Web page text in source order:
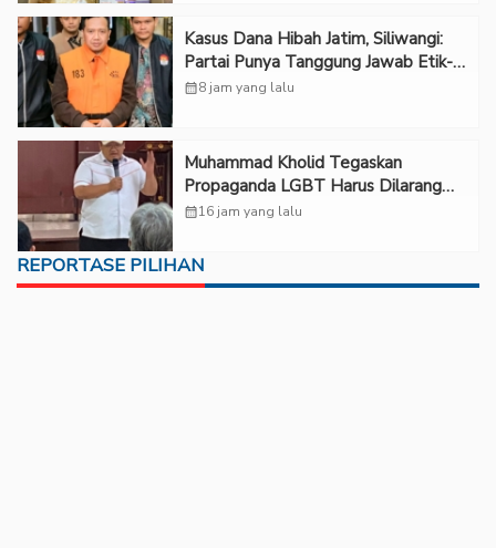
Kasus Dana Hibah Jatim, Siliwangi:
Partai Punya Tanggung Jawab Etik-
Politik
calendar_month8 jam yang lalu
Muhammad Kholid Tegaskan
Propaganda LGBT Harus Dilarang
dan Minta Negara Melindungi Korban
calendar_month16 jam yang lalu
REPORTASE PILIHAN